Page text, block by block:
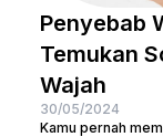
Penyebab
Temukan
Wajah
30/05/2024
Kamu pernah